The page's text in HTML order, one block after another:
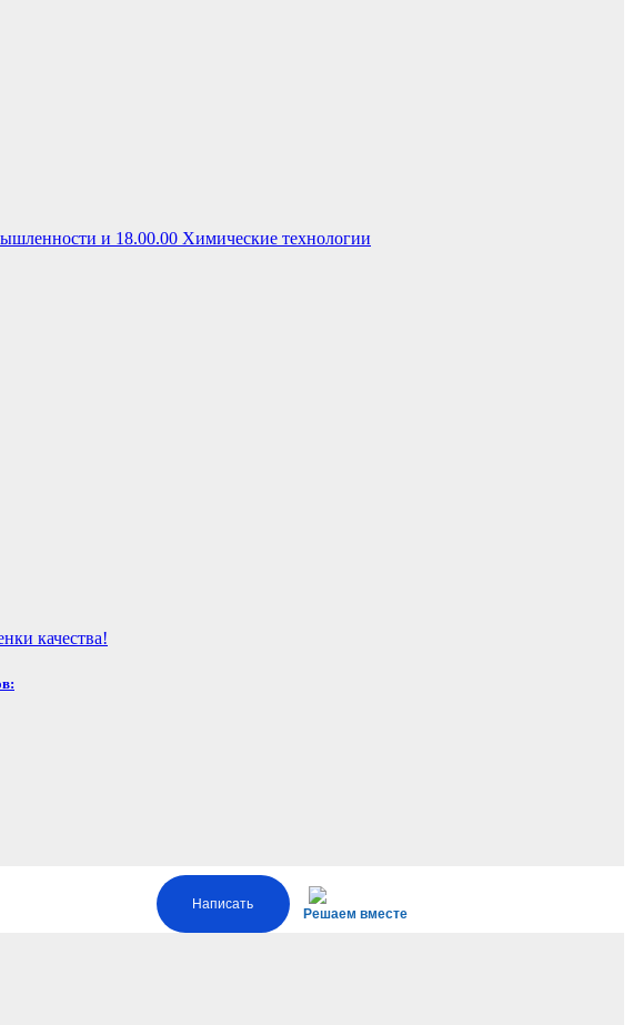
и 18.00.00 Химические технологии
качества!
Написать
Решаем вместе